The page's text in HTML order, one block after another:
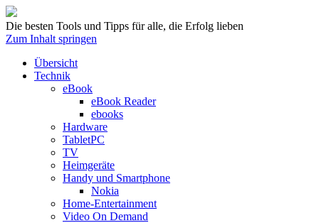
Die besten Tools und Tipps für alle, die Erfolg lieben
Zum Inhalt springen
Übersicht
Technik
eBook
eBook Reader
ebooks
Hardware
TabletPC
TV
Heimgeräte
Handy und Smartphone
Nokia
Home-Entertainment
Video On Demand